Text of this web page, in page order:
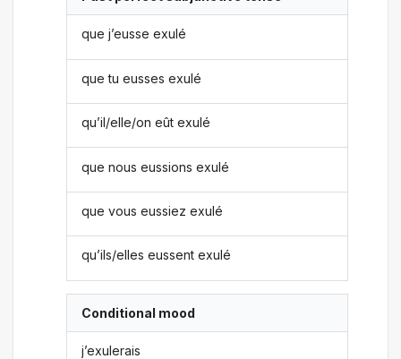
que j’eusse exulé
que tu eusses exulé
qu’il/elle/on eût exulé
que nous eussions exulé
que vous eussiez exulé
qu’ils/elles eussent exulé
Conditional mood
j’exulerais